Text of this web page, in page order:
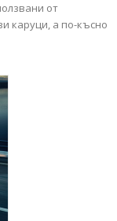
от
каруци, а по-късно